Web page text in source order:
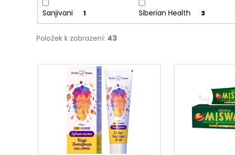
Sanjivani 1 Siberian Health 3
Položek k zobrazení: 43
V